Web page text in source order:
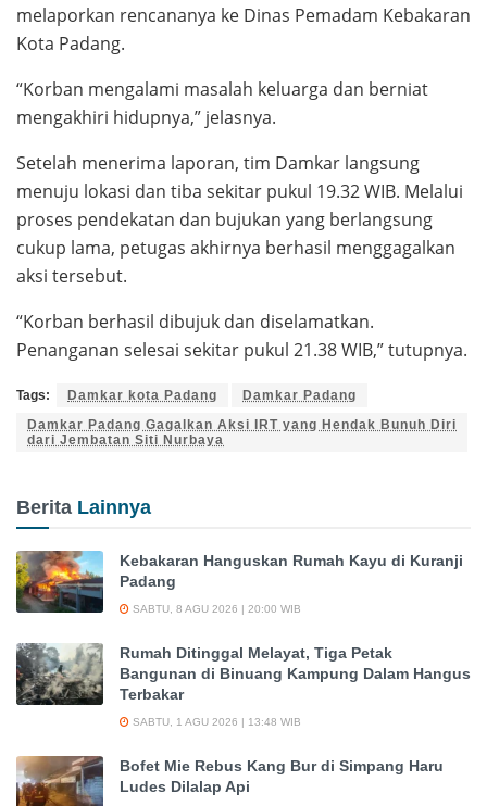
melaporkan rencananya ke Dinas Pemadam Kebakaran
Kota Padang.
“Korban mengalami masalah keluarga dan berniat
mengakhiri hidupnya,” jelasnya.
Setelah menerima laporan, tim Damkar langsung
menuju lokasi dan tiba sekitar pukul 19.32 WIB. Melalui
proses pendekatan dan bujukan yang berlangsung
cukup lama, petugas akhirnya berhasil menggagalkan
aksi tersebut.
“Korban berhasil dibujuk dan diselamatkan.
Penanganan selesai sekitar pukul 21.38 WIB,” tutupnya.
Tags: Damkar kota Padang
Damkar Padang
Damkar Padang Gagalkan Aksi IRT yang Hendak Bunuh Diri
dari Jembatan Siti Nurbaya
Berita Lainnya
Kebakaran Hanguskan Rumah Kayu di Kuranji
Padang
SABTU, 8 AGU 2026 | 20:00 WIB
Rumah Ditinggal Melayat, Tiga Petak
Bangunan di Binuang Kampung Dalam Hangus
Terbakar
SABTU, 1 AGU 2026 | 13:48 WIB
Bofet Mie Rebus Kang Bur di Simpang Haru
Ludes Dilalap Api